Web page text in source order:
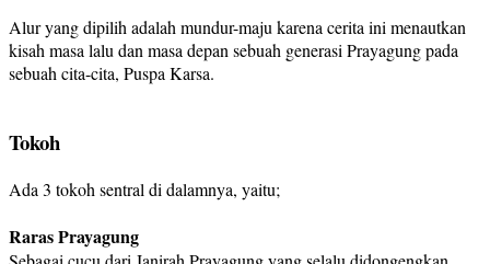
Alur yang dipilih adalah mundur-maju karena cerita ini menautkan
kisah masa lalu dan masa depan sebuah generasi Prayagung pada
sebuah cita-cita, Puspa Karsa.
Tokoh
Ada 3 tokoh sentral di dalamnya, yaitu;
Raras Prayagung